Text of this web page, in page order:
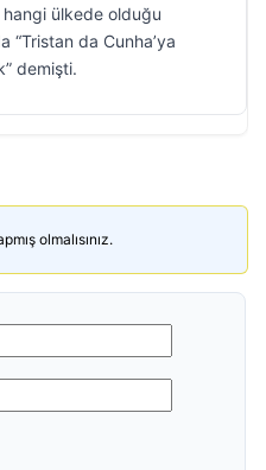
ülkede olduğu
“Tristan da Cunha’ya
demişti.
olmalısınız.